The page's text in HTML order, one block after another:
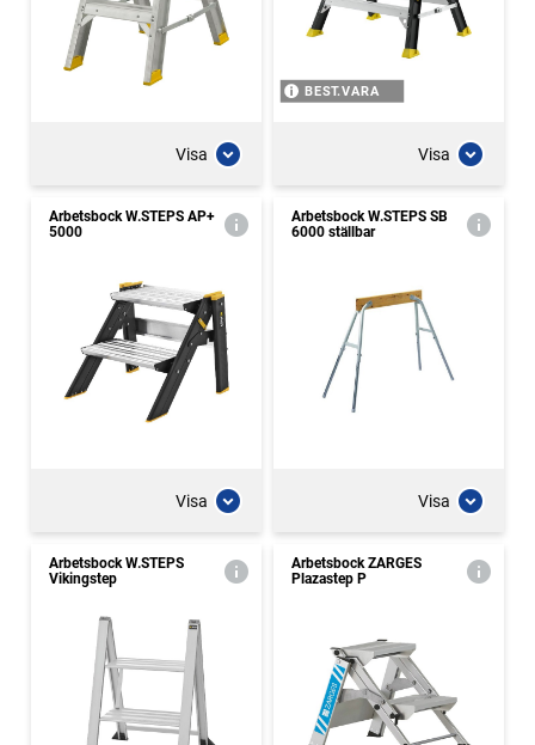
Visa
BEST.VARA
Visa
Arbetsbock W.STEPS AP+
5000
Visa
Arbetsbock W.STEPS SB
6000 ställbar
Visa
Arbetsbock W.STEPS
Vikingstep
Arbetsbock ZARGES
Plazastep P